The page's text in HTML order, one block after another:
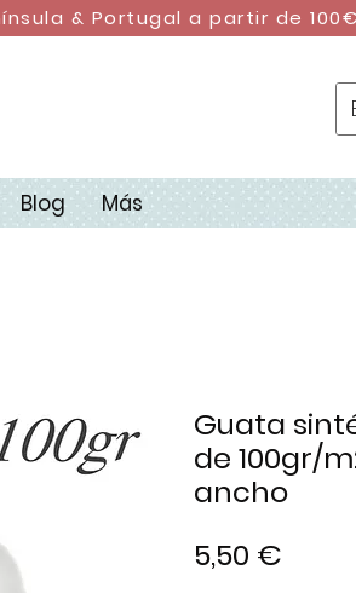
& Portugal a partir de
Blog Más
Guata
de 100gr/
ancho
5,50 €